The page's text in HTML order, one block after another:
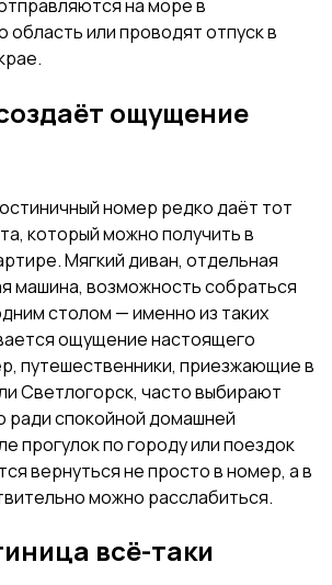
на море в
область или проводят отпуск в
ощущение
номер редко даёт тот
который можно получить в
Мягкий диван, отдельная
машина, возможность собраться
столом — именно из таких
ощущение настоящего
путешественники, приезжающие в
Светлогорск, часто выбирают
ради спокойной домашней
прогулок по городу или поездок
вернуться не просто в номер, а в
можно расслабиться.
всё-таки